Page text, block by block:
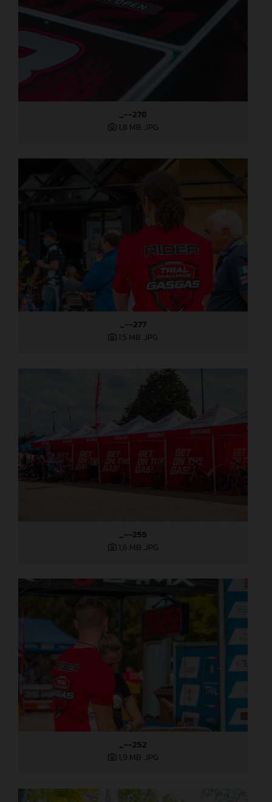
_--278
1,8 MB .JPG
_--277
1,5 MB .JPG
_--255
1,6 MB .JPG
_--252
1,9 MB .JPG